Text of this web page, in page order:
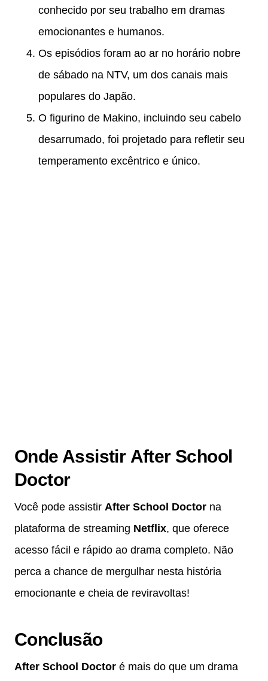
conhecido por seu trabalho em dramas
emocionantes e humanos.
Os episódios foram ao ar no horário nobre
de sábado na NTV, um dos canais mais
populares do Japão.
O figurino de Makino, incluindo seu cabelo
desarrumado, foi projetado para refletir seu
temperamento excêntrico e único.
Onde Assistir After School
Doctor
Você pode assistir After School Doctor na
plataforma de streaming Netflix, que oferece
acesso fácil e rápido ao drama completo. Não
perca a chance de mergulhar nesta história
emocionante e cheia de reviravoltas!
Conclusão
After School Doctor é mais do que um drama